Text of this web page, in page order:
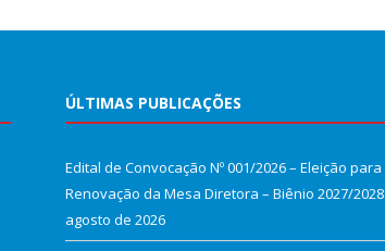
ÚLTIMAS PUBLICAÇÕES
Edital de Convocação Nº 001/2026 – Eleição para
Renovação da Mesa Diretora – Biênio 2027/2028
agosto de 2026